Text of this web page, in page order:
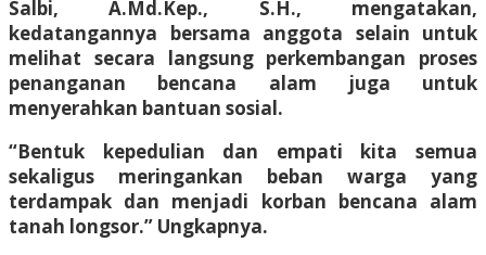
Salbi, A.Md.Kep., S.H., mengatakan,
kedatangannya bersama anggota selain untuk
melihat secara langsung perkembangan proses
penanganan bencana alam juga untuk
menyerahkan bantuan sosial.
“Bentuk kepedulian dan empati kita semua
sekaligus meringankan beban warga yang
terdampak dan menjadi korban bencana alam
tanah longsor.” Ungkapnya.